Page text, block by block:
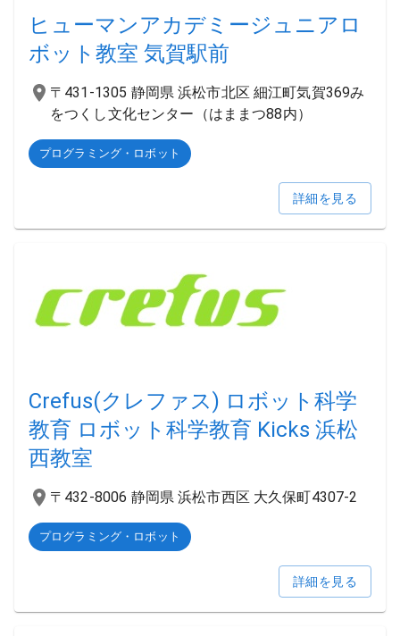
ヒューマンアカデミージュニアロ
ボット教室 気賀駅前
〒431-1305 静岡県 浜松市北区 細江町気賀369み
をつくし文化センター（はままつ88内）
プログラミング・ロボット
詳細を見る
Crefus(クレファス) ロボット科学
教育 ロボット科学教育 Kicks 浜松
西教室
〒432-8006 静岡県 浜松市西区 大久保町4307-2
プログラミング・ロボット
詳細を見る